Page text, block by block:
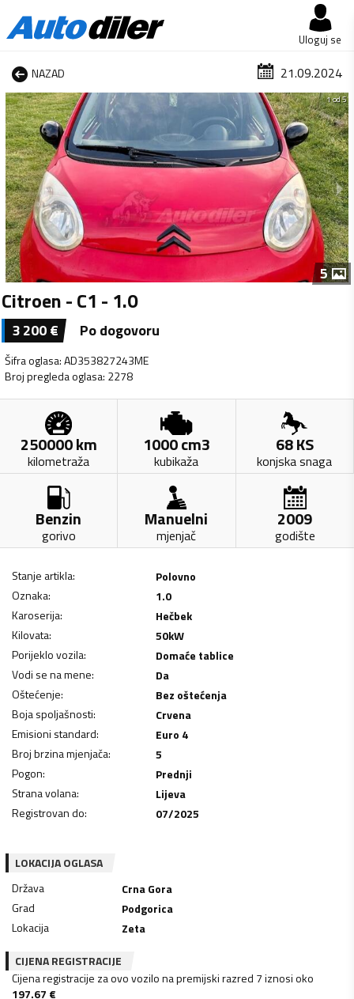
Uloguj se
NAZAD 21.09.2024
1 od 5
5
Citroen - C1 - 1.0
3 200€ Po dogovoru
Šifra oglasa:AD353827243ME
Broj pregleda oglasa: 2278
250000km
kilometraža
1000cm3
kubikaža
68KS
konjska snaga
Benzin
gorivo
Manuelni
mjenjač
2009
godište
Stanje artikla:
Polovno
Oznaka:
1.0
Karoserija:
Hečbek
Kilovata: 50kW
Porijeklo vozila:
Domaće tablice
Vodi se na mene:
Da
Oštećenje:
Bez oštećenja
Boja spoljašnosti:
Crvena
Emisioni standard:
Euro 4
Broj brzina mjenjača:
5
Pogon:
Prednji
Strana volana:
Lijeva
Registrovan do: 07/2025
LOKACIJA OGLASA
Država
Crna Gora
Grad
Podgorica
Lokacija
Zeta
CIJENA REGISTRACIJE
Cijena registracije za ovo vozilo na premijski razred 7 iznosi oko
197.67 €